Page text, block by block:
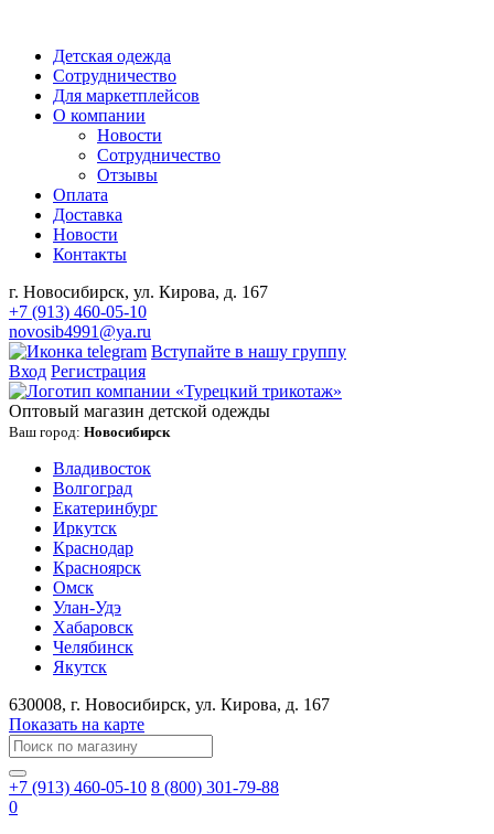
Детская одежда
Сотрудничество
Для маркетплейсов
О компании
Новости
Сотрудничество
Отзывы
Оплата
Доставка
Новости
Контакты
г. Новосибирск, ул. Кирова, д. 167
+7 (913) 460-05-10
novosib4991@ya.ru
Вступайте в нашу группу
Вход Регистрация
Оптовый магазин детской одежды
Ваш город: Новосибирск
Владивосток
Волгоград
Екатеринбург
Иркутск
Краснодар
Красноярск
Омск
Улан-Удэ
Хабаровск
Челябинск
Якутск
630008, г. Новосибирск, ул. Кирова, д. 167
Показать на карте
+7 (913) 460-05-10 8 (800) 301-79-88
0